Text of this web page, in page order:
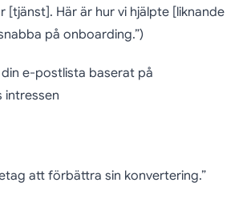
[tjänst]. Här är hur vi hjälpte [liknande
på onboarding.”)
e-postlista baserat på
intressen
att förbättra sin konvertering.”